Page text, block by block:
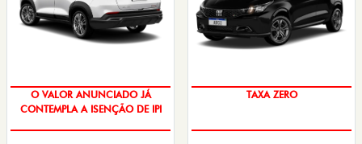
O VALOR ANUNCIADO JÁ
CONTEMPLA A ISENÇÃO DE IPI
TAXA ZERO